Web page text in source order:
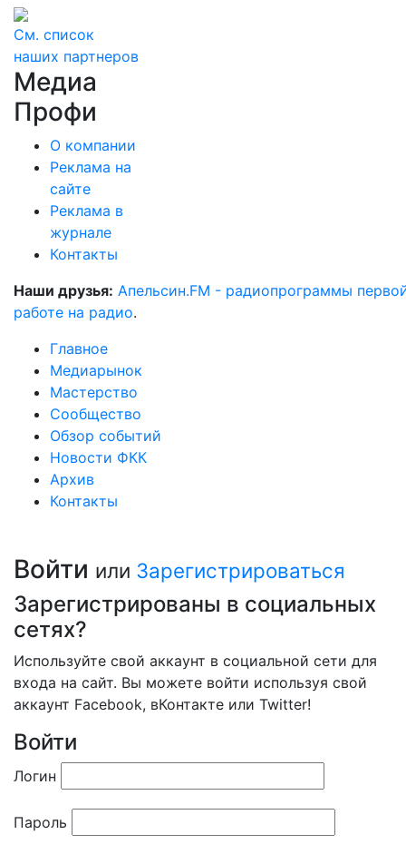
См. список
наших партнеров
Медиа
Профи
О компании
Реклама на
сайте
Реклама в
журнале
Контакты
Наши друзья: Апельсин.FM - радиопрограммы
работе на радио.
Главное
Медиарынок
Мастерство
Сообщество
Обзор событий
Новости ФКК
Архив
Контакты
Войти или Зарегистрироваться
Зарегистрированы в социальных
сетях?
Используйте свой аккаунт в социальной сети для
входа на сайт. Вы можете войти используя свой
аккаунт Facebook, вКонтакте или Twitter!
Войти
Логин
Пароль